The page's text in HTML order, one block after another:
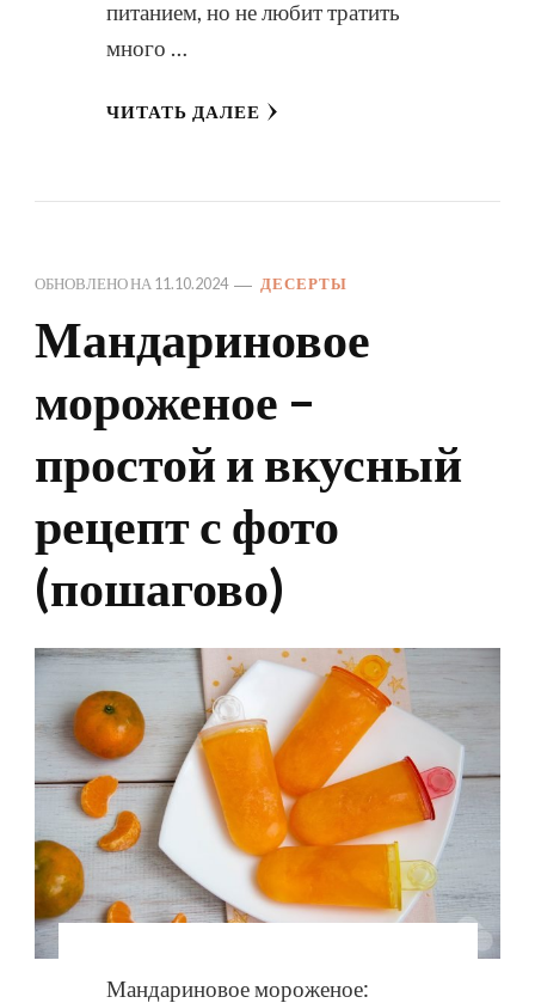
питанием, но не любит тратить
много …
ЧИТАТЬ ДАЛЕЕ
ОБНОВЛЕНО НА 11.10.2024 ДЕСЕРТЫ
Мандариновое
мороженое –
простой и вкусный
рецепт с фото
(пошагово)
Мандариновое мороженое: